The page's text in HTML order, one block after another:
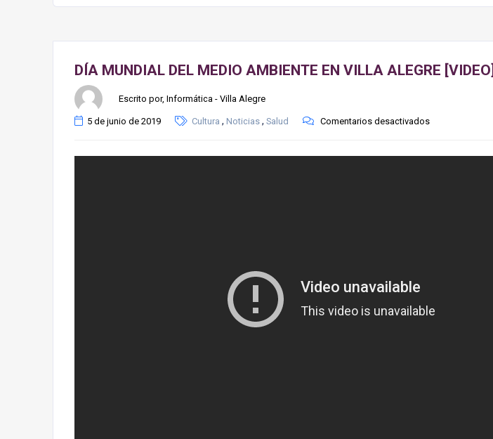
DÍA MUNDIAL DEL MEDIO AMBIENTE EN VILLA ALEGRE [VIDEO]
Escrito por, Informática - Villa Alegre
5 de junio de 2019 Cultura , Noticias , Salud Comentarios desactivados